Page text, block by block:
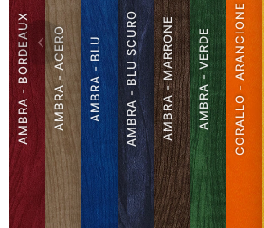
AMBRA - BORDEAUX AMBRA - ACERO AMBRA - BLU AMBRA - BLU SCUROAMBRA - MARRONE AMBRA - VERDE CORALLO - ARANCIONE